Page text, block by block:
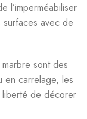
l’imperméabiliser
avec de
sont des
en carrelage, les
liberté de décorer